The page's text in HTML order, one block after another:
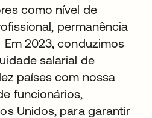
como nível de
permanência
2023, conduzimos
salarial de
países com nossa
funcionários,
Unidos, para garantir